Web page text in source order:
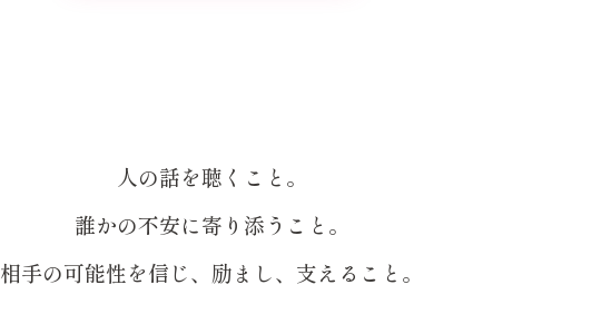
人の話を聴くこと。
誰かの不安に寄り添うこと。
相手の可能性を信じ、励まし、支えること。